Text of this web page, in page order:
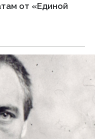
от «Единой